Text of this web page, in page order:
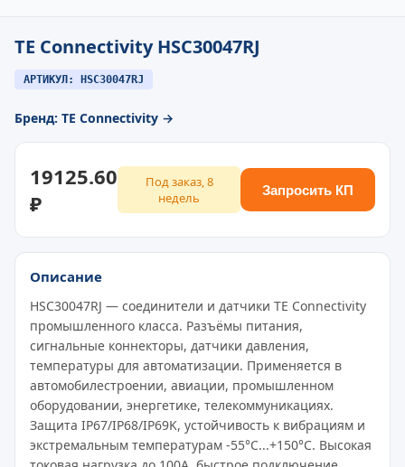
TE Connectivity HSC30047RJ
АРТИКУЛ: HSC30047RJ
Бренд: TE Connectivity →
19125.60
₽
Под заказ, 8
недель
Запросить КП
Описание
HSC30047RJ — соединители и датчики TE Connectivity
промышленного класса. Разъёмы питания,
сигнальные коннекторы, датчики давления,
температуры для автоматизации. Применяется в
автомобилестроении, авиации, промышленном
оборудовании, энергетике, телекоммуникациях.
Защита IP67/IP68/IP69K, устойчивость к вибрациям и
экстремальным температурам -55°C...+150°C. Высокая